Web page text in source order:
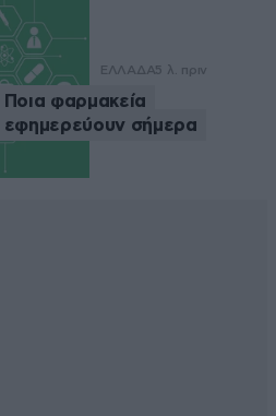
ΕΛΛΑΔΑ5 λ. πριν
Ποια φαρμακεία
εφημερεύουν σήμερα